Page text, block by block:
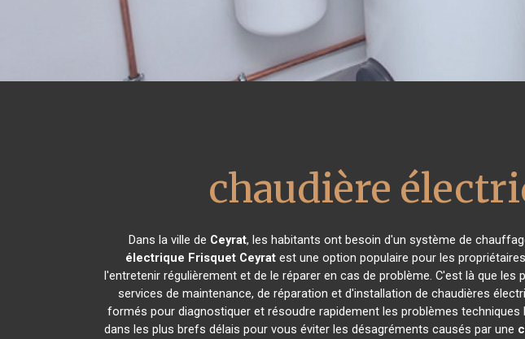
chaudière
Dans la ville de Ceyrat, les habitants ont besoin d'un système de
électrique Frisquet Ceyratest une option populaire pour les
l'entretenir régulièrement et de le réparer en cas de problème. C'est là que les
services de maintenance, de réparation et d'installation de chaudières
formés pour diagnostiquer et résoudre rapidement les problèmes techniques
dans les plus brefs délais pour vous éviter les désagréments causés par une